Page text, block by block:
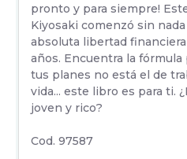
pronto y para siempre!
Kiyosaki comenzó sin
absoluta libertad
años. Encuentra la fórmula
tus planes no está el de
vida... este libro es para ti.
joven y rico?
Cod. 97587